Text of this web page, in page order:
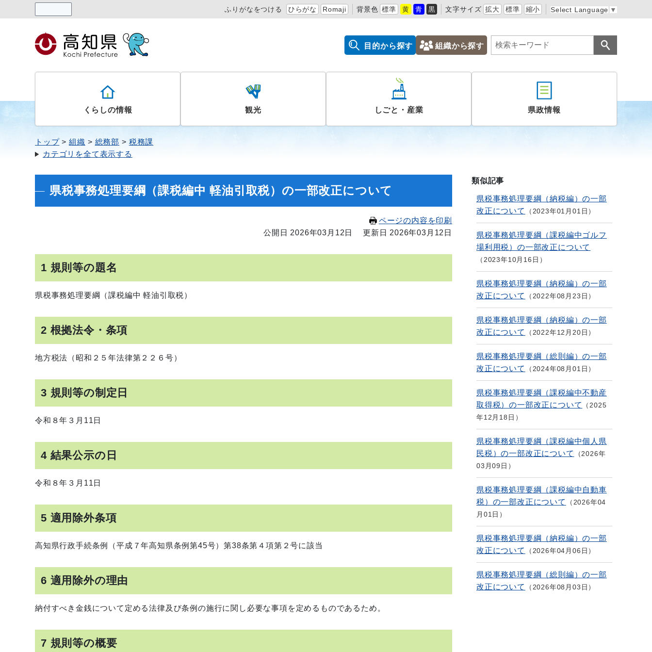
ふりがなをつける ひらがな Romaji 背景色 標準 黄 青 黒 文字サイズ 拡大 標準 縮小 Select Language ▼
目的から探す 組織から探す
くらしの情報 観光 しごと・産業 県政情報
トップ 組織 総務部
税務課
カテゴリを全て表示する
県税事務処理要綱（課税編中 軽油引取税）の一部改正について
ページの内容を印刷
公開日 2026年03月12日
更新日 2026年03月12日
1 規則等の題名
県税事務処理要綱（課税編中 軽油引取税）
2 根拠法令・条項
地方税法（昭和２５年法律第２２６号）
3 規則等の制定日
令和８年３月11日
4 結果公示の日
令和８年３月11日
5 適用除外条項
高知県行政手続条例（平成７年高知県条例第45号）第38条第４項第２号に該当
6 適用除外の理由
納付すべき金銭について定める法律及び条例の施行に関し必要な事項を定めるものであるため。
7 規則等の概要
類似記事
県税事務処理要綱（納税編）の一部
改正について
2023年01月01日
県税事務処理要綱（課税編中ゴルフ
場利用税）の一部改正について
2023年10月16日
県税事務処理要綱（納税編）の一部
改正について
2022年08月23日
県税事務処理要綱（納税編）の一部
改正について
2022年12月20日
県税事務処理要綱（総則編）の一部
改正について
2024年08月01日
県税事務処理要綱（課税編中不動産
取得税）の一部改正について
2025
年12月18日
県税事務処理要綱（課税編中個人県
民税）の一部改正について
2026年
03月09日
県税事務処理要綱（課税編中自動車
税）の一部改正について
2026年04
月01日
県税事務処理要綱（納税編）の一部
改正について
2026年04月06日
県税事務処理要綱（総則編）の一部
改正について
2026年08月03日